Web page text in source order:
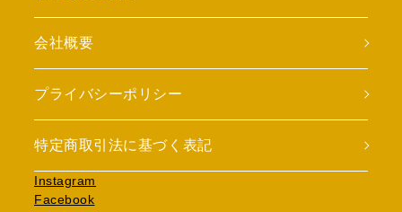
会社概要
プライバシーポリシー
特定商取引法に基づく表記
Instagram
Facebook